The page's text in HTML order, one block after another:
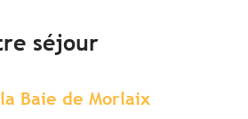
séjour
Baie de Morlaix